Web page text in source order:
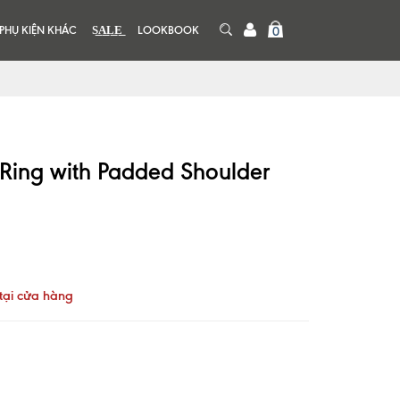
PHỤ KIỆN KHÁC S͟A͟L͟E͟ LOOKBOOK 0
with Padded Shoulder
cửa hàng